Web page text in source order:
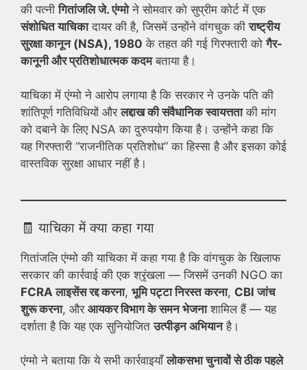
की पत्नीगितांजलि जे. एंग्मोने सोमवार को सुप्रीम कोर्ट में एक
संशोधित याचिकादायर की है, जिसमें उन्होंने वांगचुक कीराष्ट्रीय
सुरक्षा कानून (NSA), 1980 के तहत की गई गिरफ्तारी कोगैर-
कानूनी और प्रतिशोधात्मक कदमबताया है।
याचिका में एंग्मो ने आरोप लगाया है कि सरकार ने उनके पति की
शांतिपूर्ण गतिविधियों औरलद्दाख की संवैधानिक स्वायत्तताकी मांग
को दबाने के लिए NSA का दुरुपयोग किया है। उन्होंने कहा कि
यह गिरफ्तारी “राजनीतिक प्रतिशोध” का हिस्सा है और इसका कोई
वास्तविक सुरक्षा आधार नहीं है।
🧾 याचिका में क्या कहा गया
गितांजलि एंग्मो की याचिका में कहा गया है कि वांगचुक के खिलाफ
सरकार की कार्रवाई की एक श्रृंखला — जिसमें उनकी NGO का
FCRA लाइसेंस रद्द करना, भूमि पट्टा निरस्त करना, CBI जांच
शुरू करना, और आयकर विभाग के समन भेजनाशामिल हैं — यह
दर्शाता है कि यह एक सुनियोजितउत्पीड़न अभियानहै।
एंग्मो ने बताया कि ये सभी कार्रवाइयाँलोकसभा चुनावों से ठीक पहले